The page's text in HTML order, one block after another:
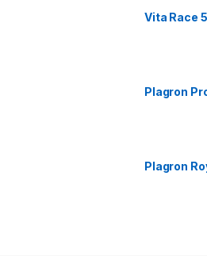
Vita Race
Plagron
Plagron